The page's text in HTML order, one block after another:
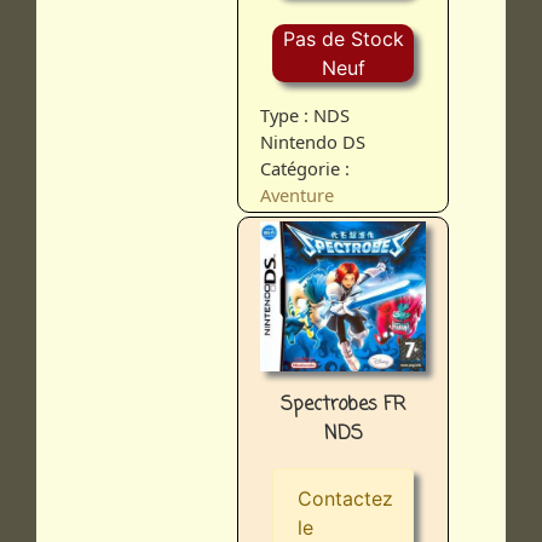
Pas de Stock
Neuf
Type : NDS
Nintendo DS
Catégorie :
Aventure
Spectrobes FR
NDS
Contactez
le